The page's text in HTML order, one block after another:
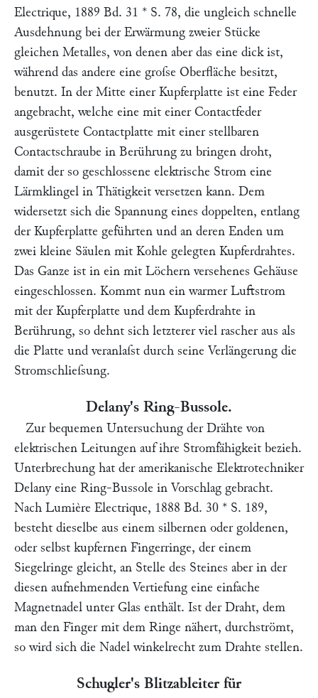
Electrique, 1889 Bd. 31 * S. 78, die ungleich schnelle
Ausdehnung bei der Erwärmung zweier Stücke
gleichen Metalles, von denen aber das eine dick ist,
während das andere eine groſse Oberfläche besitzt,
benutzt. In der Mitte einer Kupferplatte ist eine Feder
angebracht, welche eine mit einer Contactfeder
ausgerüstete Contactplatte mit einer stellbaren
Contactschraube in Berührung zu bringen droht,
damit der so geschlossene elektrische Strom eine
Lärmklingel in Thätigkeit versetzen kann. Dem
widersetzt sich die Spannung eines doppelten, entlang
der Kupferplatte geführten und an deren Enden um
zwei kleine Säulen mit Kohle gelegten Kupferdrahtes.
Das Ganze ist in ein mit Löchern versehenes Gehäuse
eingeschlossen. Kommt nun ein warmer Luftstrom
mit der Kupferplatte und dem Kupferdrahte in
Berührung, so dehnt sich letzterer viel rascher aus als
die Platte und veranlaſst durch seine Verlängerung die
Stromschlieſsung.
Delany's Ring-Bussole.
Zur bequemen Untersuchung der Drähte von
elektrischen Leitungen auf ihre Stromfähigkeit bezieh.
Unterbrechung hat der amerikanische Elektrotechniker
Delanyeine Ring-Bussole in Vorschlag gebracht.
Nach Lumière Electrique, 1888 Bd. 30 * S. 189,
besteht dieselbe aus einem silbernen oder goldenen,
oder selbst kupfernen Fingerringe, der einem
Siegelringe gleicht, an Stelle des Steines aber in der
diesen aufnehmenden Vertiefung eine einfache
Magnetnadel unter Glas enthält. Ist der Draht, dem
man den Finger mit dem Ringe nähert, durchströmt,
so wird sich die Nadel winkelrecht zum Drahte stellen.
Schugler's Blitzableiter für